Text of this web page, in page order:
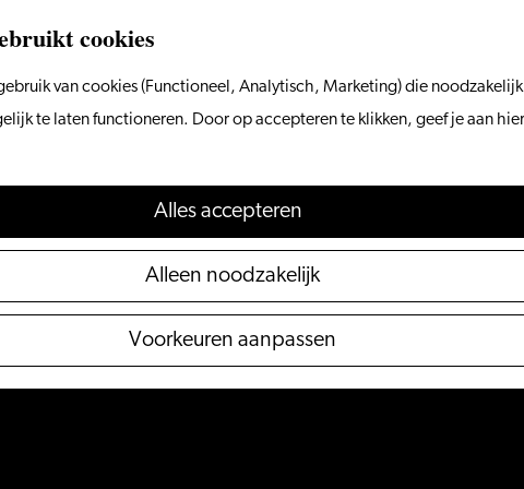
cookies
van cookies (Functioneel, Analytisch, Marketing) die
te laten functioneren. Door op accepteren te klikken, geef je aan
Alles accepteren
Alleen noodzakelijk
Voorkeuren aanpassen